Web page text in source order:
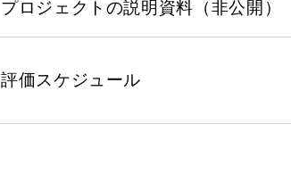
プロジェクトの説明資料（非公開）
評価スケジュール